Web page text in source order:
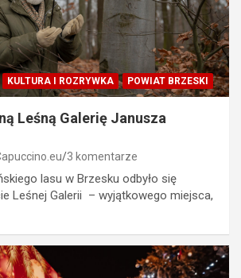
KULTURA I ROZRYWKA POWIAT BRZESKI
Leśną Galerię Janusza
3 komentarze
lasu w Brzesku odbyło się
Leśnej Galerii – wyjątkowego miejsca,